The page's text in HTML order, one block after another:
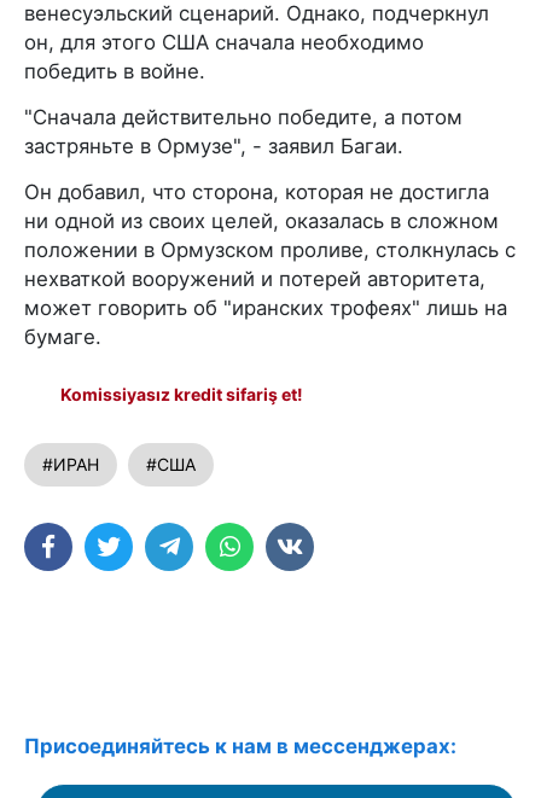
венесуэльский сценарий. Однако, подчеркнул
он, для этого США сначала необходимо
победить в войне.
"Сначала действительно победите, а потом
застряньте в Ормузе", - заявил Багаи.
Он добавил, что сторона, которая не достигла
ни одной из своих целей, оказалась в сложном
положении в Ормузском проливе, столкнулась с
нехваткой вооружений и потерей авторитета,
может говорить об "иранских трофеях" лишь на
бумаге.
Komissiyasız kredit sifariş et!
#ИРАН #США
Присоединяйтесь к нам в мессенджерах: